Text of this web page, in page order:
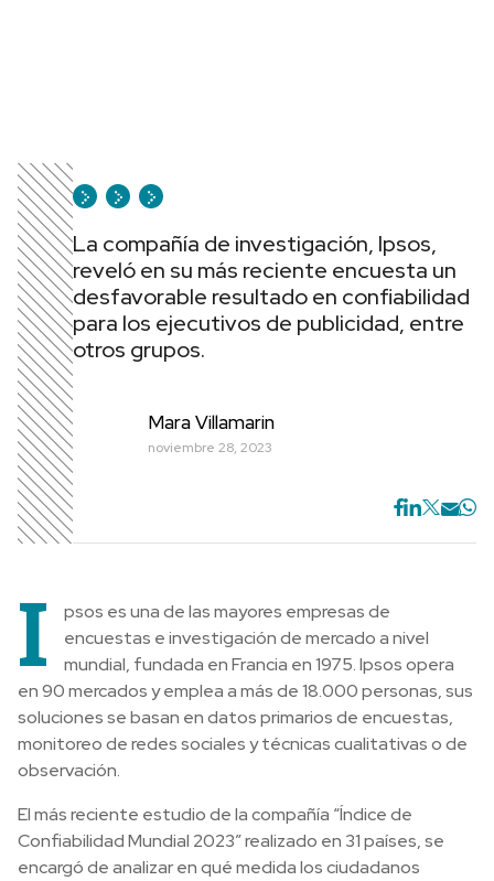
La compañía de investigación, Ipsos,
reveló en su más reciente encuesta un
desfavorable resultado en confiabilidad
para los ejecutivos de publicidad, entre
otros grupos.
Mara Villamarin
noviembre 28, 2023
I
psos es una de las mayores empresas de
encuestas e investigación de mercado a nivel
mundial, fundada en Francia en 1975. Ipsos opera
en 90 mercados y emplea a más de 18.000 personas, sus
soluciones se basan en datos primarios de encuestas,
monitoreo de redes sociales y técnicas cualitativas o de
observación.
El más reciente estudio de la compañía “Índice de
Confiabilidad Mundial 2023” realizado en 31 países, se
encargó de analizar en qué medida los ciudadanos